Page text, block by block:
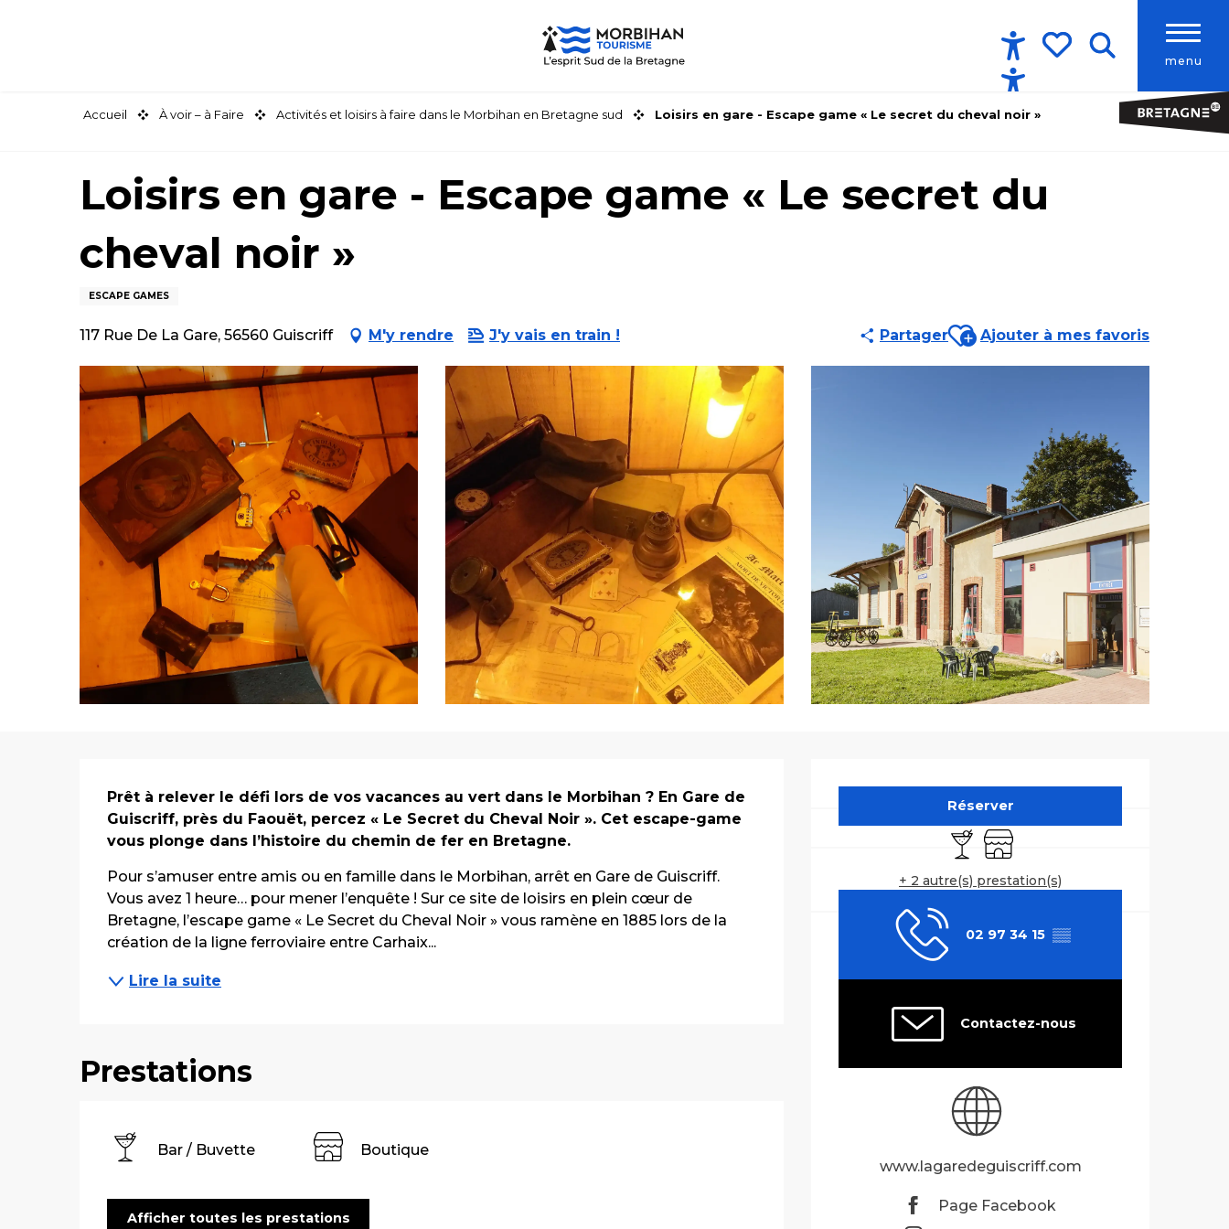
menu
Accessibilité
Accueil À voir – à Faire Activités et loisirs à faire dans le Morbihan en Bretagne sud Loisirs en gare - Escape game « Le secret du cheval noir »
Loisirs en gare - Escape game « Le secret du
cheval noir »
ESCAPE GAMES
117 Rue De La Gare, 56560 Guiscriff M'y rendre J'y vais en train ! PartagerAjouter aux favoris
Ajouter à mes favoris
Ouverture et
Réserver
Bar / Buvette
Boutique
+ 2 autre(s) prestation(s)
02 97 34 15 ▒▒
Contactez-nous
www.lagaredeguiscriff.com
Page Facebook
Description
Prêt à relever le défi lors de vos vacances au vert dans le Morbihan ? En Gare de
Guiscriff, près du Faouët, percez « Le Secret du Cheval Noir ». Cet escape-game
vous plonge dans l’histoire du chemin de fer en Bretagne.
Pour s’amuser entre amis ou en famille dans le Morbihan, arrêt en Gare de Guiscriff.
Vous avez 1 heure… pour mener l’enquête ! Sur ce site de loisirs en plein cœur de
Bretagne, l’escape game « Le Secret du Cheval Noir » vous ramène en 1885 lors de la
création de la ligne ferroviaire entre Carhaix...
Lire la suite
Prestations
Bar / Buvette Boutique
Afficher toutes les prestations